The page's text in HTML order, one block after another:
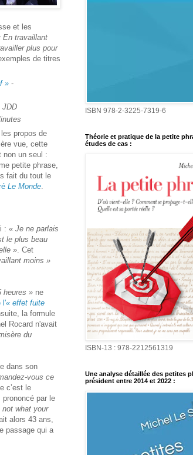
et les
En travaillant
plus pour
de titres
» ‑
JDD
propos de
vue, cette
non un seul :
petite phrase,
fait du tout le
Le Monde.
: « Je ne parlais
le plus beau
». Cet
moins »
heures » ne
l'« effet fuite
la formule
Rocard n'avait
du
dans son
vous ce
c’est le
par le
what your
alors 43 ans,
passage qui a
ISBN 978-2-3225-7319-6
Théorie et pratique de la petite
études de cas :
ISBN-13 : 978-2212561319
Une analyse détaillée des petites
président entre 2014 et 2022 :